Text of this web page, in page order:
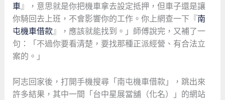
車』，意思就是你把機車拿去設定抵押，但車子還是讓
你騎回去上班，不會影響你的工作。你上網查一下『南
屯機車借款』，應該就能找到。」師傅說完，又補了一
句：「不過你要看清楚，要找那種正派經營、有合法立
案的。」
阿志回家後，打開手機搜尋「南屯機車借款」，跳出來
許多結果，其中一間「台中星展當舖（化名）」的網站